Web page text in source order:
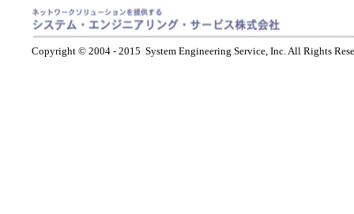
Copyright © 2004 - 2015 System Engineering Service, Inc. All Rights